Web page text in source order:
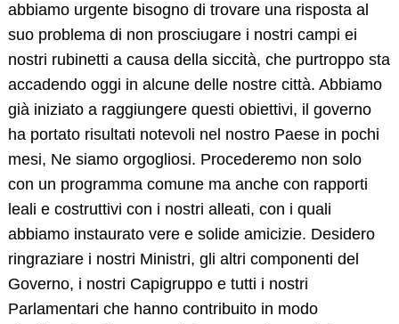
abbiamo urgente bisogno di trovare una risposta al
suo problema di non prosciugare i nostri campi ei
nostri rubinetti a causa della siccità, che purtroppo sta
accadendo oggi in alcune delle nostre città. Abbiamo
già iniziato a raggiungere questi obiettivi, il governo
ha portato risultati notevoli nel nostro Paese in pochi
mesi, Ne siamo orgogliosi. Procederemo non solo
con un programma comune ma anche con rapporti
leali e costruttivi con i nostri alleati, con i quali
abbiamo instaurato vere e solide amicizie. Desidero
ringraziare i nostri Ministri, gli altri componenti del
Governo, i nostri Capigruppo e tutti i nostri
Parlamentari che hanno contribuito in modo